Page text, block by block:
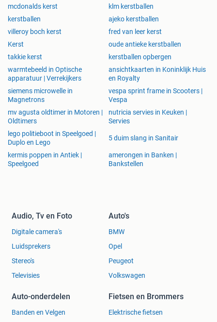
mcdonalds kerst
klm kerstballen
kerstballen
ajeko kerstballen
villeroy boch kerst
fred van leer kerst
Kerst
oude antieke kerstballen
takkie kerst
kerstballen opbergen
warmtebeeld in Optische
apparatuur | Verrekijkers
ansichtkaarten in Koninklijk Huis
en Royalty
siemens microwelle in
Magnetrons
vespa sprint frame in Scooters |
Vespa
mv agusta oldtimer in Motoren |
Oldtimers
nutricia servies in Keuken |
Servies
lego politieboot in Speelgoed |
Duplo en Lego
5 duim slang in Sanitair
kermis poppen in Antiek |
Speelgoed
amerongen in Banken |
Bankstellen
Audio, Tv en Foto
Digitale camera's
Luidsprekers
Stereo's
Televisies
Auto's
BMW
Opel
Peugeot
Volkswagen
Auto-onderdelen
Banden en Velgen
Fietsen en Brommers
Elektrische fietsen